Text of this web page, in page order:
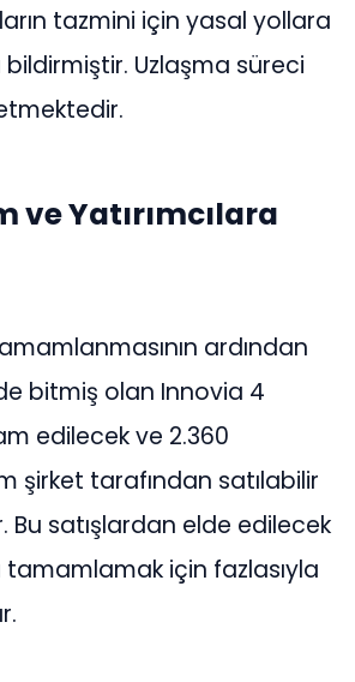
tazmini için yasal yollara
bildirmiştir. Uzlaşma süreci
ve Yatırımcılara
ardından
bitmiş olan Innovia 4
edilecek ve 2.360
şirket tarafından satılabilir
Bu satışlardan elde edilecek
tamamlamak için fazlasıyla